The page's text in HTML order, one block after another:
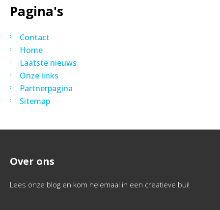
Pagina's
Contact
Home
Laatste nieuws
Onze links
Partnerpagina
Sitemap
Over ons
Lees onze blog en kom helemaal in een creatieve bui!